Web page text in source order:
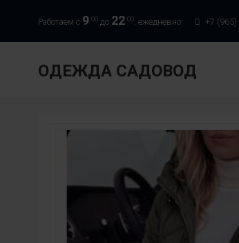
Работаем с 9 00 до 22 00, ежедневно: +7 (965)
ОДЕЖДА САДОВОД